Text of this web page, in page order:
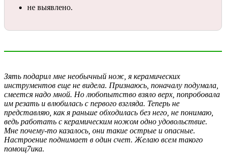
не выявлено.
Зять подарил мне необычный нож, я керамических
инструментов еще не видела. Признаюсь, поначалу подумала,
смеется надо мной. Но любопытство взяло верх, попробовала
им резать и влюбилась с первого взгляда. Теперь не
представляю, как я раньше обходилась без него, не понимаю,
ведь работать с керамическим ножом одно удовольствие.
Мне почему-то казалось, они такие острые и опасные.
Настроение поднимает в один счет. Желаю всем такого
помощ7ика.